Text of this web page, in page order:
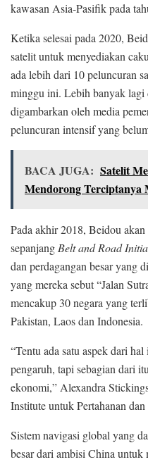
kawasan Asia-Pasifik pada
Ketika selesai pada 2020,
satelit untuk menyediakan
ada lebih dari 10 peluncuran
minggu ini. Lebih banyak lagi
digambarkan oleh media
peluncuran intensif yang
BACA JUGA: Satelit
Mendorong Terciptanya
Pada akhir 2018, Beidou
sepanjangBelt and Road
dan perdagangan besar yang
yang mereka sebut “Jalan
mencakup 30 negara yang
Pakistan, Laos dan Indonesia.
“Tentu ada satu aspek dari
pengaruh, tapi sebagian dari
ekonomi,” Alexandra
Institute untuk Pertahanan
Sistem navigasi global yang
besar dari ambisi China